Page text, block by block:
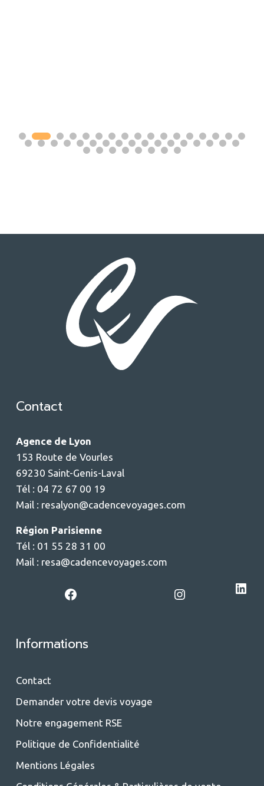
Contact
Agence de Lyon
153 Route de Vourles
69230 Saint-Genis-Laval
Tél : 04 72 67 00 19
Mail : resalyon@cadencevoyages.com
Région Parisienne
Tél : 01 55 28 31 00
Mail : resa@cadencevoyages.com
Facebook Instagram LinkedIn
Informations
Contact
Demander votre devis voyage
Notre engagement RSE
Politique de Confidentialité
Mentions Légales